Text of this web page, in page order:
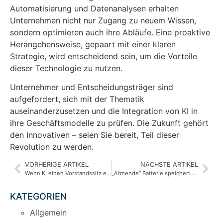
Automatisierung und Datenanalysen erhalten
Unternehmen nicht nur Zugang zu neuem Wissen,
sondern optimieren auch ihre Abläufe. Eine proaktive
Herangehensweise, gepaart mit einer klaren
Strategie, wird entscheidend sein, um die Vorteile
dieser Technologie zu nutzen.
Unternehmer und Entscheidungsträger sind
aufgefordert, sich mit der Thematik
auseinanderzusetzen und die Integration von KI in
ihre Geschäftsmodelle zu prüfen. Die Zukunft gehört
den Innovativen – seien Sie bereit, Teil dieser
Revolution zu werden.
VORHERIGE ARTIKEL
Wenn KI einen Vorstandssitz erhält
NÄCHSTE ARTIKEL
„Atmende“ Batterie speichert Strom und bindet CO2
KATEGORIEN
Allgemein